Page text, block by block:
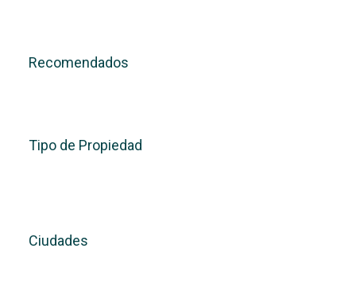
Recomendados
Tipo de Propiedad
Ciudades